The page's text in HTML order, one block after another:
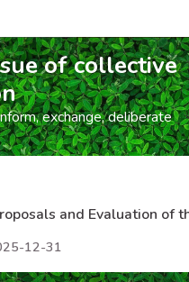
of collective
link)
exchange, deliberate
and Evaluation of
12-31